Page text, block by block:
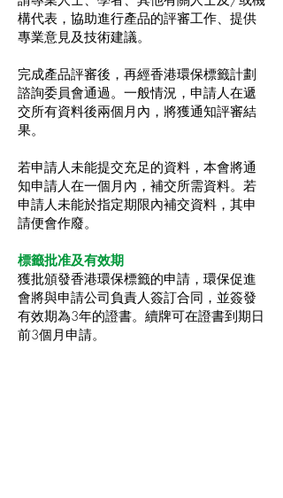
構代表，協助進行產品的評審工作、提供
專業意見及技術建議。
完成產品評審後，再經香港環保標籤計劃
諮詢委員會通過。一般情況，申請人在遞
交所有資料後兩個月內，將獲通知評審結
果。
若申請人未能提交充足的資料，本會將通
知申請人在一個月內，補交所需資料。若
申請人未能於指定期限內補交資料，其申
請便會作廢。
標籤批准及有效期
獲批頒發香港環保標籤的申請，環保促進
會將與申請公司負責人簽訂合同，並簽發
有效期為3年的證書。續牌可在證書到期日
前3個月申請。